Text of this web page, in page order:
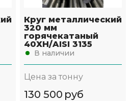
Круг металлический
320 мм
горячекатаный
40ХН/AISI 3135
В наличии
Цена за тонну
130 500 руб